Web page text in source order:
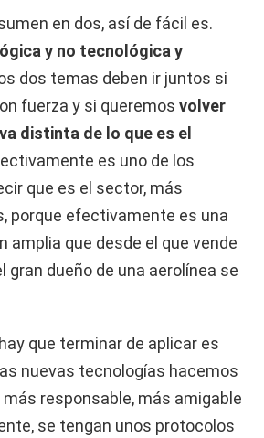
en dos, así de fácil es.
y no tecnológica y
dos temas deben ir juntos si
fuerza y si queremos volver
distinta de lo que es el
es uno de los
que es el sector, más
porque efectivamente es una
amplia que desde el que vende
gran dueño de una aerolínea se
que terminar de aplicar es
nuevas tecnologías hacemos
responsable, más amigable
se tengan unos protocolos